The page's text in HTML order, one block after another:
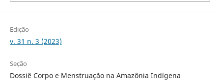
Edição
v. 31 n. 3 (2023)
Seção
Dossiê Corpo e Menstruação na Amazônia Indígena